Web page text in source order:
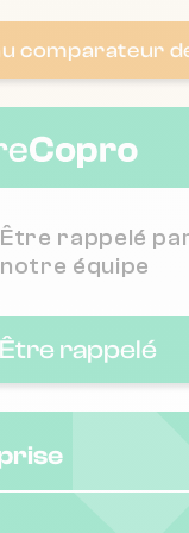
: 353
: 50
: 200
rue 92380
comparateur
Être rappelé
notre équipe
Être rappelé